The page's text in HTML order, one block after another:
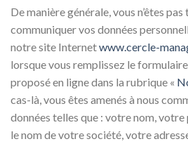
De manière générale, vous n’êtes pas
communiquer vos données
notre site Internetwww.cercle-
lorsque vous remplissez le
proposé en ligne dans la rubrique «
cas-là, vous êtes amenés à nous
données telles que : votre nom,
le nom de votre société, votre